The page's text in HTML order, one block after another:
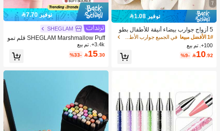
7
توفير 1.08
5 أزواج جوارب بيضاء أنيقة للأطفال بطو
ل منتصف الساق مع فيونكات ونقاط بولك
ا وزخرفة زهور ثلاثية الأبعاد، مناسبة للعود
ة إلى المدرسة والارتداء في الأماكن الخار
جية
1# الأفضل مبيعا
100+. تم بيع
10.92
%9-
توفير 7.70
SHEGLAM
SHEGLAM Marshmallow Puff قلم تمو
ل ومكياج للنساء والفتيات
3.4k+. تم بيع
15.30
%33-